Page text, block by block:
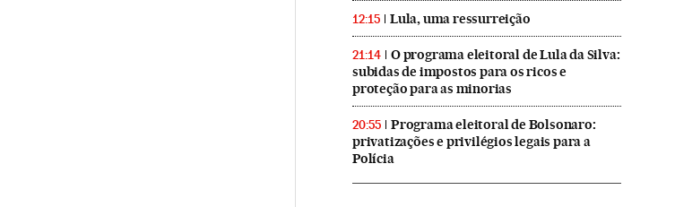
12:15 Lula, uma ressurreição
21:14
O programa eleitoral de Lula da Silva:
subidas de impostos para os ricos e
proteção para as minorias
20:55
Programa eleitoral de Bolsonaro:
privatizações e privilégios legais para a
Polícia